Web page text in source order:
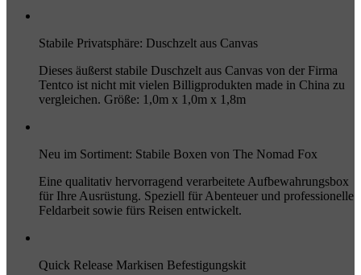
Stabile Privatsphäre: Duschzelt aus Canvas
Dieses äußerst stabile Duschzelt aus Canvas von der Firma
Tentco ist nicht mit vielen Billigprodukten made in China zu
vergleichen. Größe: 1,0m x 1,0m x 1,8m
Neu im Sortiment: Stabile Boxen von The Nomad Fox
Eine qualitativ hervorragend verarbeitete Aufbewahrungsbox
für Ihre Ausrüstung. Speziell für Abenteuer und professionelle
Feldarbeit sowie fürs Reisen entwickelt.
Quick Release Markisen Befestigungskit